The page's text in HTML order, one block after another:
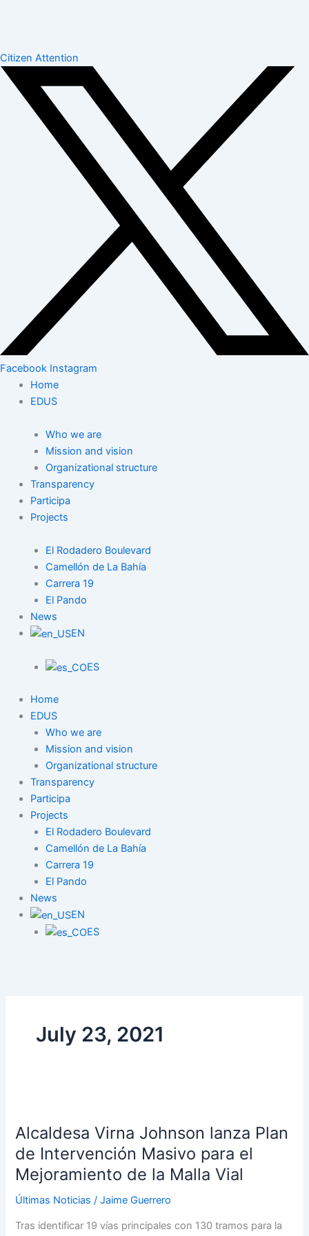
Citizen Attention
Facebook Instagram
Home
EDUS
Who we are
Mission and vision
Organizational structure
Transparency
Participa
Projects
El Rodadero Boulevard
Camellón de La Bahía
Carrera 19
El Pando
News
EN
ES
Home
EDUS
Who we are
Mission and vision
Organizational structure
Transparency
Participa
Projects
El Rodadero Boulevard
Camellón de La Bahía
Carrera 19
El Pando
News
EN
ES
July 23, 2021
Alcaldesa Virna Johnson lanza Plan
de Intervención Masivo para el
Mejoramiento de la Malla Vial
Últimas Noticias /Jaime Guerrero
Tras identificar 19 vías principales con 130 tramos para la
Johnson
lanza
Plan
de
Intervención
para